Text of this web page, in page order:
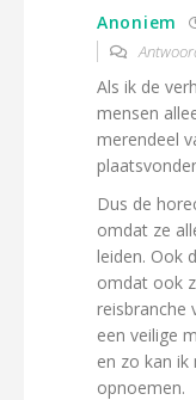
Anoniem
Als ik de
mensen
merendeel
Dus de
omdat ze
leiden. Ook
omdat ook
reisbranche
een veilige
en zo kan
opnoemen.